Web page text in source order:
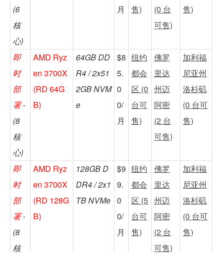
(6
核
心)
月
售)
(0 台
可售)
售)
即
时
部
署-
(8
核
心)
AMD Ryz
en 3700X
(RD 64G
B)
64GB DD
R4 / 2x51
2GB NVM
e
$8
5.
0
0/
月
纽约
都会
区 (0
台可
售)
佛罗
里达
州迈
阿密
(2 台
可售)
加利福
尼亚州
洛杉矶
(0 台可
售)
即
时
部
署-
(8
核
AMD Ryz
en 3700X
(RD 128G
B)
128GB D
DR4 / 2x1
TB NVMe
$9
9.
0
0/
月
纽约
都会
区 (5
台可
售)
佛罗
里达
州迈
阿密
(2 台
可售)
加利福
尼亚州
洛杉矶
(0 台可
售)